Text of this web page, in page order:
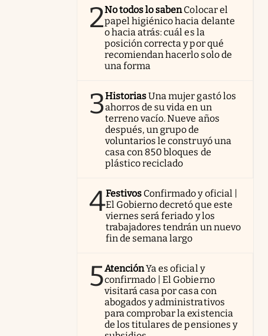
2No todos lo sabenColocar el
papel higiénico hacia delante
o hacia atrás: cuál es la
posición correcta y por qué
recomiendan hacerlo solo de
una forma
3HistoriasUna mujer gastó los
ahorros de su vida en un
terreno vacío. Nueve años
después, un grupo de
voluntarios le construyó una
casa con 850 bloques de
plástico reciclado
4Festivos Confirmado y oficial |
El Gobierno decretó que este
viernes será feriado y los
trabajadores tendrán un nuevo
fin de semana largo
5AtenciónYa es oficial y
confirmado | El Gobierno
visitará casa por casa con
abogados y administrativos
para comprobar la existencia
de los titulares de pensiones y